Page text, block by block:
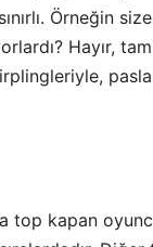
Örneğin
Hayır,
top kapan